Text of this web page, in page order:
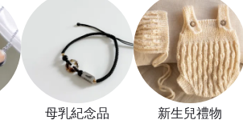
母乳紀念品 新生兒禮物